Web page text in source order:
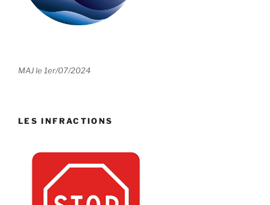
MAJ le 1er/07/2024
LES INFRACTIONS